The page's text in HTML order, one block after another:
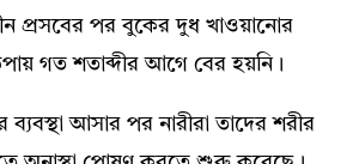
প্রসবের পর বুকের দুধ খাওয়ানোর
গত শতাব্দীর আগে বের হয়নি।
আসার পর নারীরা তাদের শরীর